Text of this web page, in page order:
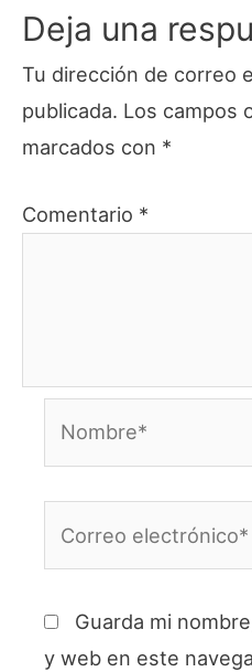
Deja una
Tu dirección de correo
publicada. Los campos
marcados con *
Comentario *
Guarda mi
y web en este